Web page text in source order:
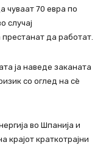
чуваат 70 евра по
случај
да работат.
ја наведе заканата
со оглед на сè
во Шпанија и
крајот краткотрајни